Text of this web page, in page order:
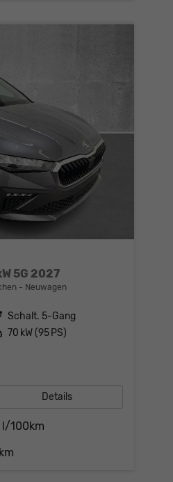
5G 2027
Neuwagen
Schalt. 5-Gang
70 kW (95 PS)
Details
l/100km